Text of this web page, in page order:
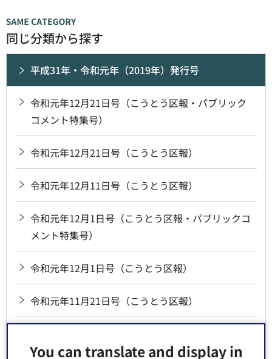
You can translate and display in
同じ分類から探す
平成31年・令和元年（2019年）発行号
令和元年12月21日号（こうとう区報・パブリック
コメント特集号）
令和元年12月21日号（こうとう区報）
令和元年12月11日号（こうとう区報）
令和元年12月1日号（こうとう区報・パブリックコ
メント特集号）
令和元年12月1日号（こうとう区報）
令和元年11月21日号（こうとう区報）